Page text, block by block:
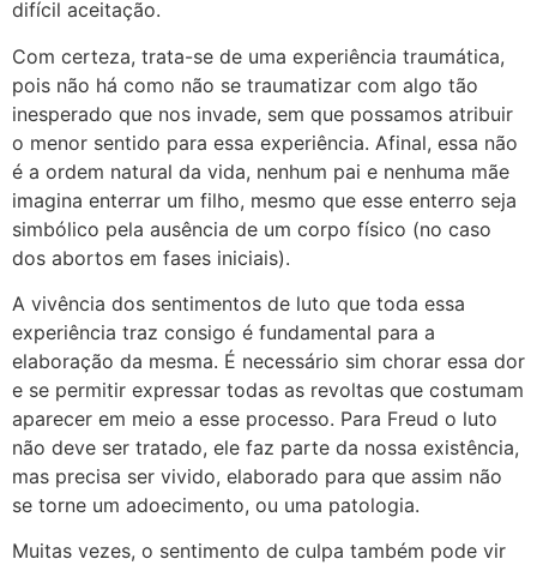
difícil aceitação.
Com certeza, trata-se de uma experiência traumática,
pois não há como não se traumatizar com algo tão
inesperado que nos invade, sem que possamos atribuir
o menor sentido para essa experiência. Afinal, essa não
é a ordem natural da vida, nenhum pai e nenhuma mãe
imagina enterrar um filho, mesmo que esse enterro seja
simbólico pela ausência de um corpo físico (no caso
dos abortos em fases iniciais).
A vivência dos sentimentos de luto que toda essa
experiência traz consigo é fundamental para a
elaboração da mesma. É necessário sim chorar essa dor
e se permitir expressar todas as revoltas que costumam
aparecer em meio a esse processo. Para Freud o luto
não deve ser tratado, ele faz parte da nossa existência,
mas precisa ser vivido, elaborado para que assim não
se torne um adoecimento, ou uma patologia.
Muitas vezes, o sentimento de culpa também pode vir